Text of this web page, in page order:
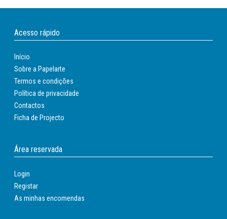
Acesso rápido
Início
Sobre a Papelarte
Termos e condições
Política de privacidade
Contactos
Ficha de Projecto
Área reservada
Login
Registar
As minhas encomendas